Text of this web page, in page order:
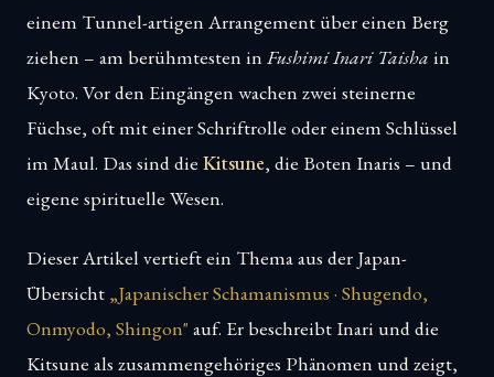
einem Tunnel-artigen Arrangement über einen Berg
ziehen – am berühmtesten in Fushimi Inari Taisha in
Kyoto. Vor den Eingängen wachen zwei steinerne
Füchse, oft mit einer Schriftrolle oder einem Schlüssel
im Maul. Das sind die Kitsune, die Boten Inaris – und
eigene spirituelle Wesen.
Dieser Artikel vertieft ein Thema aus der Japan-
Übersicht „Japanischer Schamanismus · Shugendo,
Onmyodo, Shingon" auf. Er beschreibt Inari und die
Kitsune als zusammengehöriges Phänomen und zeigt,